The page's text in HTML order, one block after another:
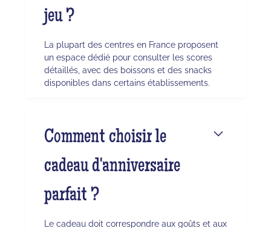
jeu ?
La plupart des centres en France proposent
un espace dédié pour consulter les scores
détaillés, avec des boissons et des snacks
disponibles dans certains établissements.
Comment choisir le
cadeau d'anniversaire
parfait ?
Le cadeau doit correspondre aux goûts et aux